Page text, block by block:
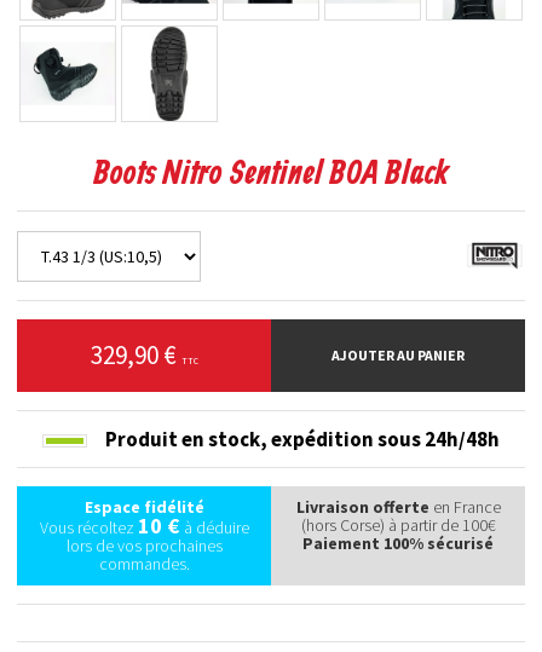
Boots Nitro Sentinel BOA Black
329,90 € TTC AJOUTER AU PANIER
Produit en stock,expédition sous 24h/48h
Espace fidélité
Vous récoltez 10 €à déduire
lors de vos prochaines
commandes.
Livraison offerte en France
(hors Corse) à partir de 100€
Paiement 100% sécurisé